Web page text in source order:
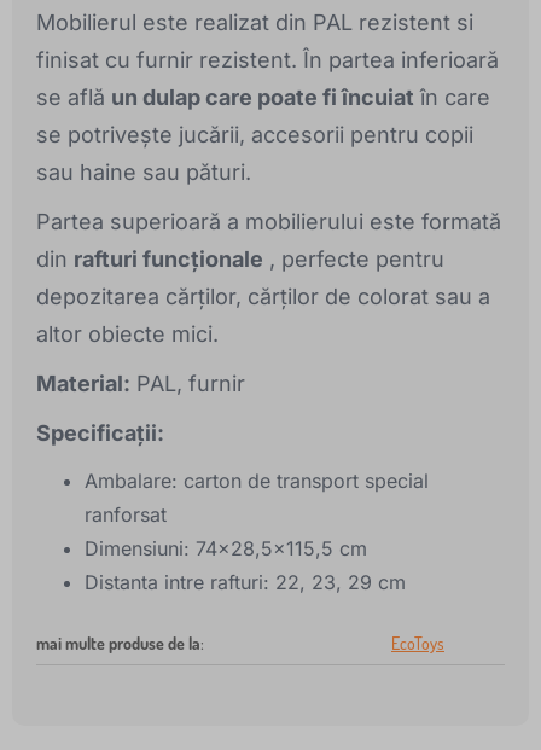
Mobilierul este realizat din PAL rezistent si
finisat cu furnir rezistent. În partea inferioară
se află un dulap care poate fi încuiat în care
se potrivește jucării, accesorii pentru copii
sau haine sau pături.
Partea superioară a mobilierului este formată
din rafturi funcționale , perfecte pentru
depozitarea cărților, cărților de colorat sau a
altor obiecte mici.
Material: PAL, furnir
Specificații:
Ambalare: carton de transport special
ranforsat
Dimensiuni: 74x28,5x115,5 cm
Distanta intre rafturi: 22, 23, 29 cm
mai multe produse de la: EcoToys